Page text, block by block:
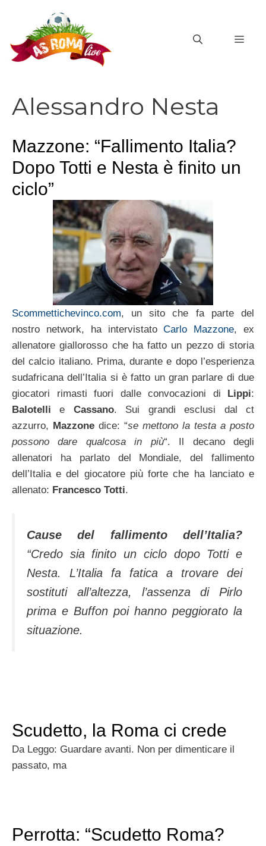
contenuto
Alessandro Nesta
Mazzone: “Fallimento Italia?
Dopo Totti e Nesta è finito un
ciclo”
Scommettichevinco.com, un sito che fa parte del
nostro network, ha intervistatoCarlo Mazzone, ex
allenatore giallorosso che ha fatto un pezzo di storia
del calcio italiano. Prima, durante e dopo l’esperienza
sudafricana dell’Italia si è fatto un gran parlare di due
giocatori rimasti fuori dalle convocazioni di Lippi:
Balotelli e Cassano. Sui grandi esclusi dal ct
azzurro, Mazzone dice: “se mettono la testa a posto
possono dare qualcosa in più“. Il decano degli
allenatori ha parlato del Mondiale, del fallimento
dell’Italia e del giocatore più forte che ha lanciato e
allenato: Francesco Totti.
Cause del fallimento dell’Italia?
“Credo sia finito un ciclo dopo Totti e
Nesta. L’Italia fa fatica a trovare dei
sostituti all’altezza, l’assenza di Pirlo
prima e Buffon poi hanno peggiorato la
situazione.
Scudetto, la Roma ci crede
Da Leggo: Guardare avanti. Non per dimenticare il
passato, ma
Perrotta: “Scudetto Roma?